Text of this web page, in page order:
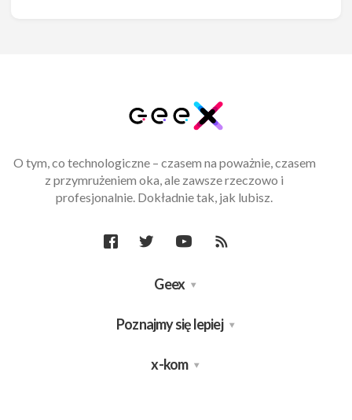
O tym, co technologiczne – czasem na poważnie, czasem
z przymrużeniem oka, ale zawsze rzeczowo i
profesjonalnie. Dokładnie tak, jak lubisz.
Geex
Poznajmy się lepiej
x-kom